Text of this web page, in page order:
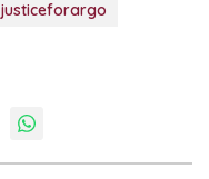
justiceforargo